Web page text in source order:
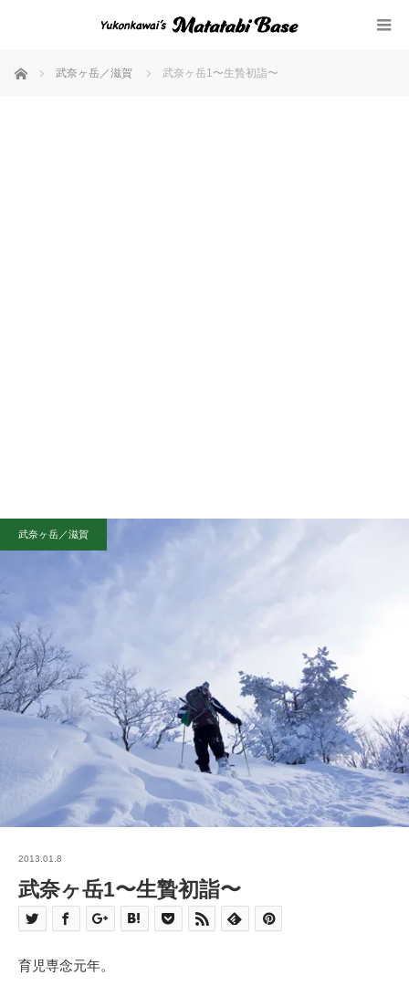
ホーム 武奈ヶ岳／滋賀 武奈ヶ岳1〜生贄初詣〜
武奈ヶ岳／滋賀
2013.01.8
武奈ヶ岳1〜生贄初詣〜
育児専念元年。